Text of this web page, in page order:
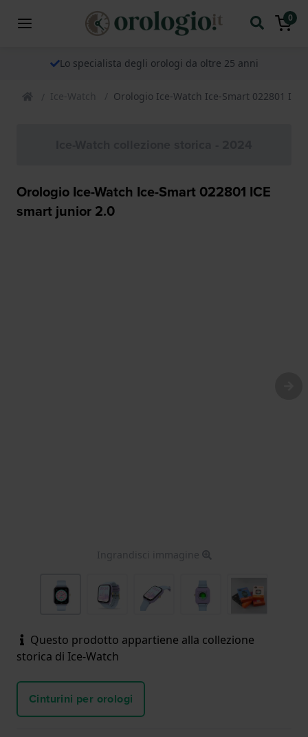
0
Lo specialista degli orologi da oltre 25 anni
Ice-Watch Orologio Ice-Watch Ice-Smart 022801
Orologio Ice-Watch Ice-Smart 022801 ICE
smart junior 2.0
Ingrandisci immagine
Questo prodotto appartiene alla collezione
storica di Ice-Watch
Cinturini per orologi